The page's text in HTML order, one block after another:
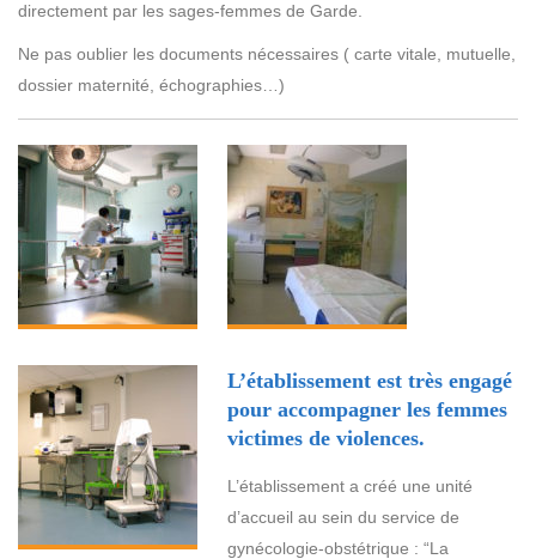
directement par les sages-femmes de Garde.
Ne pas oublier les documents nécessaires ( carte vitale, mutuelle,
dossier maternité, échographies…)
L’établissement est très engagé
pour accompagner les femmes
victimes de violences.
L’établissement a créé une unité
d’accueil au sein du service de
gynécologie-obstétrique : “La